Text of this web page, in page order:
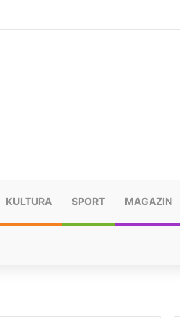
KULTURA SPORT MAGAZIN